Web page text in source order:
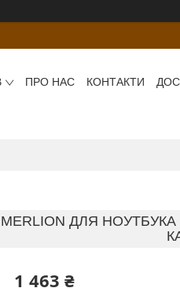
ПРО НАС КОНТАКТИ
ДЛЯ НОУТБУКА
1 463 ₴